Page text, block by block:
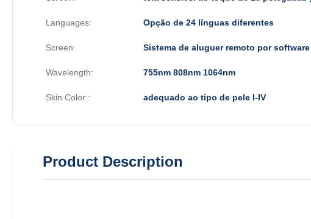
Languages: Opção de 24 línguas diferentes
Screen: Sistema de aluguer remoto por software
Wavelength: 755nm 808nm 1064nm
Skin Color:: adequado ao tipo de pele I-IV
Product Description